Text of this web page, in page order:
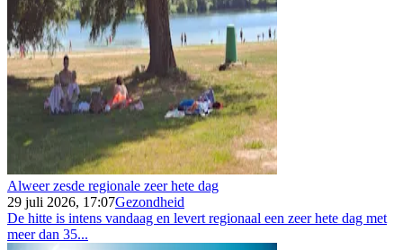
Alweer zesde regionale zeer hete dag
29 juli 2026, 17:07Gezondheid
De hitte is intens vandaag en levert regionaal een zeer hete dag met
meer dan 35...